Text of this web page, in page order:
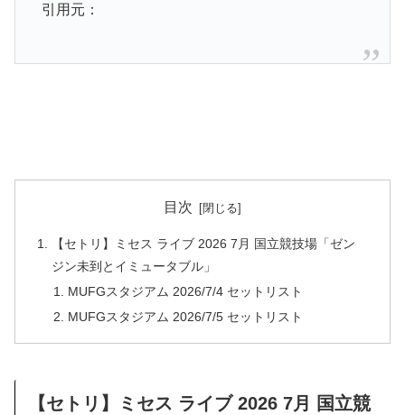
引用元：
目次
【セトリ】ミセス ライブ 2026 7月 国立競技場「ゼン
ジン未到とイミュータブル」
MUFGスタジアム 2026/7/4 セットリスト
MUFGスタジアム 2026/7/5 セットリスト
【セトリ】ミセス ライブ 2026 7月 国立競